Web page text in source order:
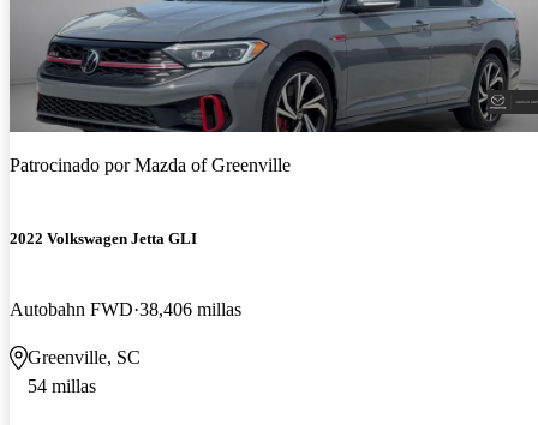
Patrocinado porMazda of Greenville
2022 Volkswagen Jetta GLI
Autobahn FWD 38,406 millas
Greenville, SC
54 millas